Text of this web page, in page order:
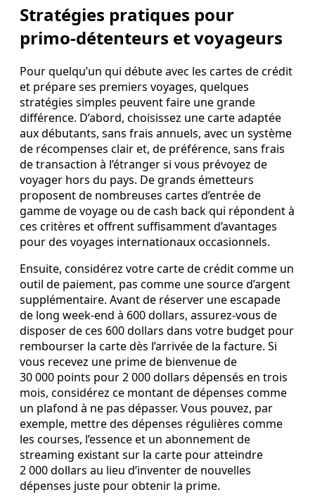
Stratégies pratiques pour
primo‑détenteurs et voyageurs
Pour quelqu’un qui débute avec les cartes de crédit
et prépare ses premiers voyages, quelques
stratégies simples peuvent faire une grande
différence. D’abord, choisissez une carte adaptée
aux débutants, sans frais annuels, avec un système
de récompenses clair et, de préférence, sans frais
de transaction à l’étranger si vous prévoyez de
voyager hors du pays. De grands émetteurs
proposent de nombreuses cartes d’entrée de
gamme de voyage ou de cash back qui répondent à
ces critères et offrent suffisamment d’avantages
pour des voyages internationaux occasionnels.
Ensuite, considérez votre carte de crédit comme un
outil de paiement, pas comme une source d’argent
supplémentaire. Avant de réserver une escapade
de long week‑end à 600 dollars, assurez‑vous de
disposer de ces 600 dollars dans votre budget pour
rembourser la carte dès l’arrivée de la facture. Si
vous recevez une prime de bienvenue de
30 000 points pour 2 000 dollars dépensés en trois
mois, considérez ce montant de dépenses comme
un plafond à ne pas dépasser. Vous pouvez, par
exemple, mettre des dépenses régulières comme
les courses, l’essence et un abonnement de
streaming existant sur la carte pour atteindre
2 000 dollars au lieu d’inventer de nouvelles
dépenses juste pour obtenir la prime.